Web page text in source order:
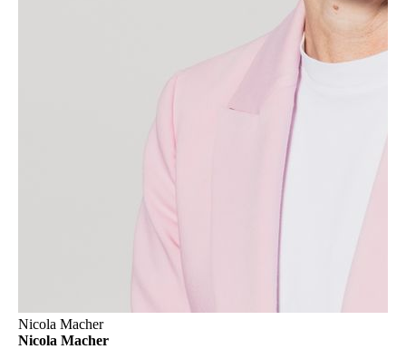
Nicola Macher
Nicola Macher